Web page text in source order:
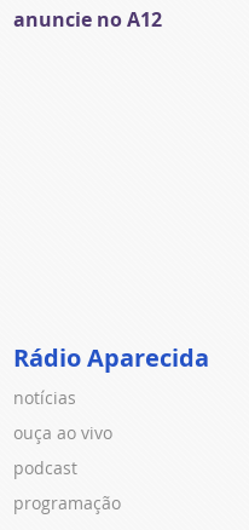
anuncie no A12
Rádio Aparecida
notícias
ouça ao vivo
podcast
programação